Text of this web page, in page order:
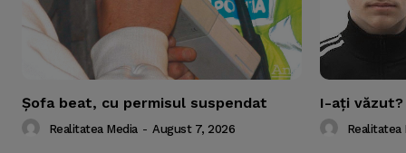
Şofa beat, cu permisul suspendat
Realitatea Media - August 7, 2026
I-aţi văzut?
Realitatea